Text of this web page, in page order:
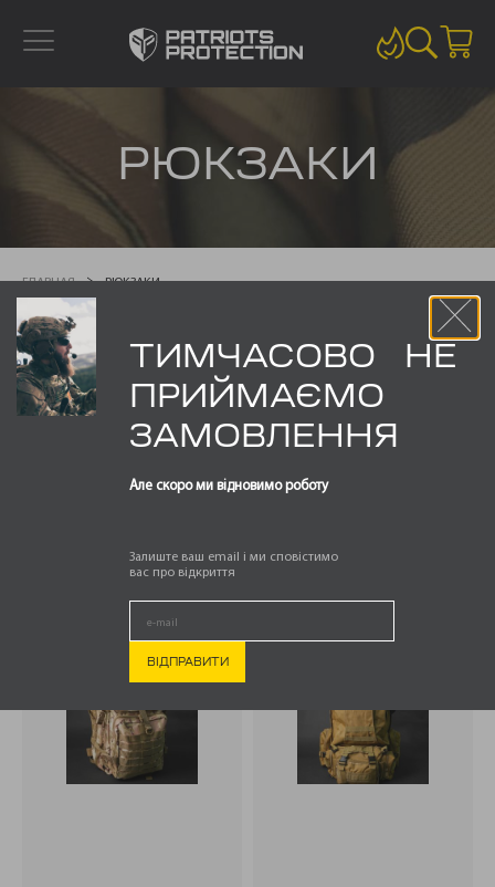
РЮКЗАКИ
ГЛАВНАЯ РЮКЗАКИ
Отображение 1–16 из 17ТИМЧАСОВО НЕ
ПРИЙМАЄМО
ЗАМОВЛЕННЯ
Але скоро ми відновимо роботу
Залиште ваш email і ми сповістимо
вас про відкриття